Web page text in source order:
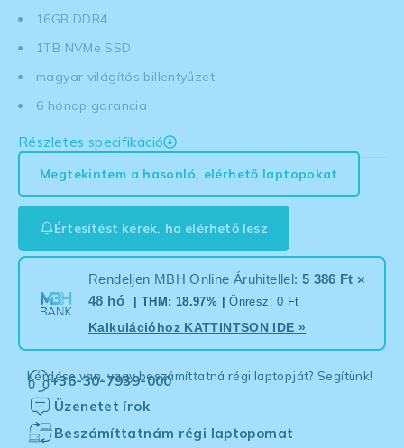
16GB DDR4
1TB NVMe SSD
magyar világítós billentyűzet
6 hónap garancia
Részletes specifikáció
Megtekintem a hasonló, elérhető laptopokat
Értesítést kérek, ha elérhető lesz
Rendeljen MBH Online Áruhitellel: 5 386 Ft ×
48 hó
| THM: 18.97% |Önrész: 0 Ft
Kalkulációhoz KATTINTSON IDE »
Kérdése van, vagy beszámíttatná régi laptopját? Segítünk!
+36-30-7939-000
Üzenetet írok
Beszámíttatnám régi laptopomat